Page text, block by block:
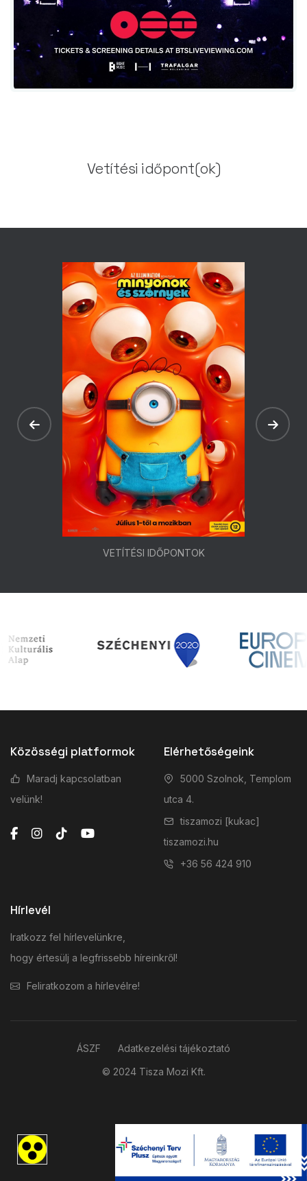
Vetítési időpont(ok)
VETÍTÉSI IDŐPONTOK
Közösségi platformok
Maradj kapcsolatban
velünk!
Elérhetőségeink
5000 Szolnok, Templom
utca 4.
tiszamozi [kukac]
tiszamozi.hu
+36 56 424 910
Hírlevél
Iratkozz fel hírlevelünkre,
hogy értesülj a legfrissebb híreinkről!
Feliratkozom a hírlevélre!
© 2024 Tisza Mozi Kft.
ÁSZF Adatkezelési tájékoztató